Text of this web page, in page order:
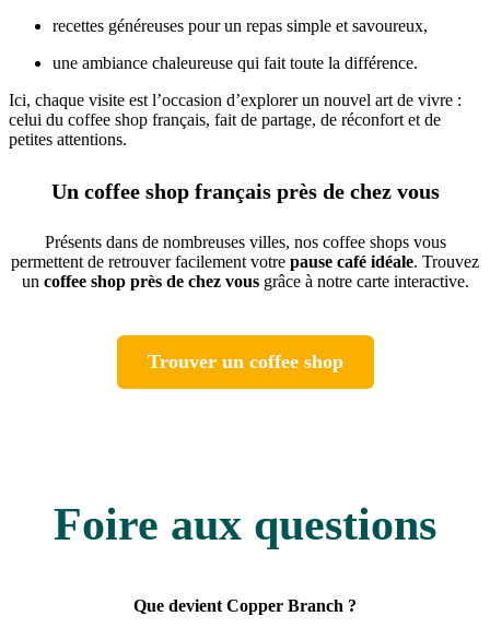
recettes généreuses pour un repas simple et savoureux,
une ambiance chaleureuse qui fait toute la différence.
Ici, chaque visite est l’occasion d’explorer un nouvel art de vivre :
celui du coffee shop français, fait de partage, de réconfort et de
petites attentions.
Un coffee shop français près de chez vous
Présents dans de nombreuses villes, nos coffee shops vous
permettent de retrouver facilement votre pause café idéale. Trouvez
un coffee shop près de chez vous grâce à notre carte interactive.
Trouver un coffee shop
Foire aux questions
Que devient Copper Branch ?